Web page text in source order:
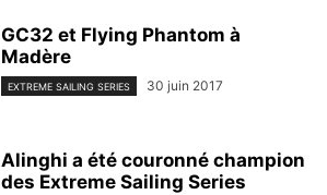
GC32 et Flying Phantom à
Madère
EXTREME SAILING SERIES 30 juin 2017
Alinghi a été couronné champion
des Extreme Sailing Series